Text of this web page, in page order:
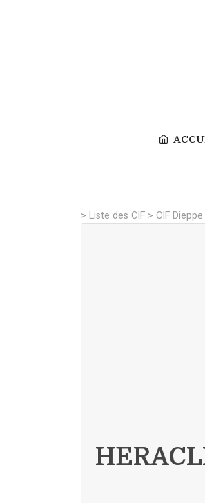
> Liste des CIF > CIF Dieppe